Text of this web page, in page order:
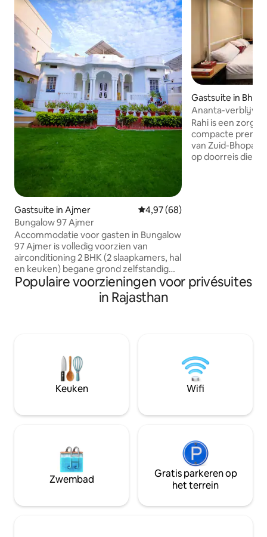
Gastsuite in Ajmer Gemiddelde beoordeling van
4,97 (68)
Bungalow 97 Ajmer
Accommodatie voor gasten in Bungalow
97 Ajmer is volledig voorzien van
airconditioning 2 BHK (2 slaapkamers, hal
en keuken) begane grond zelfstandig
appartement. Je VERHUURDER
VERBLIJFT IN HET VOORSTE GEDEELTE
en jij wordt ondergebracht aan de
accommodatie heeft ALLEEN EEN
DOMPELBAD. Om hier te komen: op 5
minuten rijden van de nationale snelweg
48. Op 15 minuten van het treinstation
elektriciteit uit de zon.
Gastsuite in
Ananta-verblijven
Bhopal
Rahi is een
compacte
van Zuid-Bhopal
op doorreis die
waarde hechten
Populaire voorzieningen voor privésuites
in Rajasthan
Keuken Wifi
Zwembad
Gratis parkeren op
het terrein